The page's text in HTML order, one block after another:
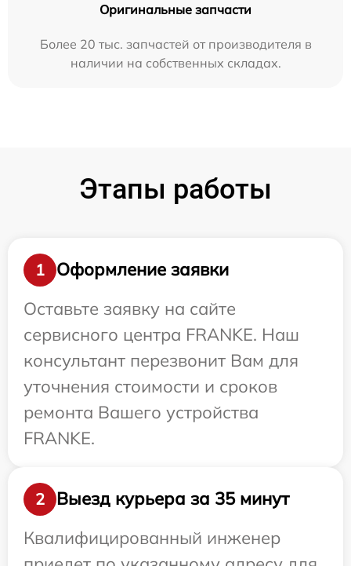
Оригинальные запчасти
Более 20 тыс. запчастей от производителя в
наличии на собственных складах.
Этапы работы
1
Оформление заявки
Оставьте заявку на сайте
сервисного центра FRANKE. Наш
консультант перезвонит Вам для
уточнения стоимости и сроков
ремонта Вашего устройства
FRANKE.
2
Выезд курьера за 35 минут
Квалифицированный инженер